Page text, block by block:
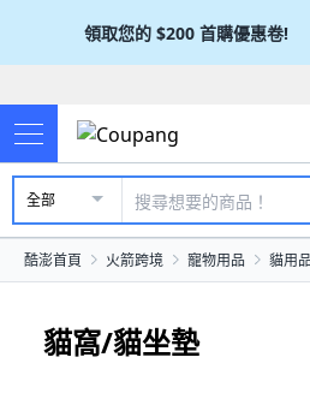
領取您的 $200 首購優惠卷!
全部
酷澎首頁 火箭跨境 寵物用品 貓用品
貓窩/貓坐墊